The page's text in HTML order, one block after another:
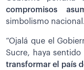
compromisos
simbolismo nacional.
“Ojalá que el
Sucre, haya
transformar el país